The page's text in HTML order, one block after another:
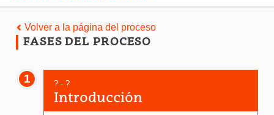
Volver a la página del proceso
FASES DEL PROCESO
1 ? - ?
Introducción